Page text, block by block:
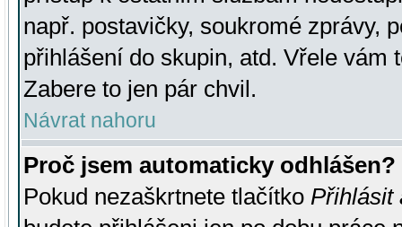
např. postavičky, soukromé zprávy,
přihlášení do skupin, atd. Vřele vám
Zabere to jen pár chvil.
Návrat nahoru
Proč jsem automaticky odhlášen?
Pokud nezaškrtnete tlačítko Přihlásit